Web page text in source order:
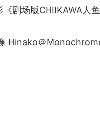
剧场版CHIIKAWA人
Hinako＠